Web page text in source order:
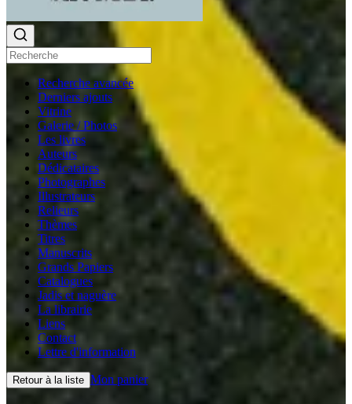
Recherche avancée
Derniers ajouts
Vitrine
Galerie / Photos
Les livres
Auteurs
Dédicataires
Photographes
Illustrateurs
Relieurs
Thèmes
Titres
Manuscrits
Grands Papiers
Catalogues
Jadis et naguère
La librairie
Liens
Contact
Lettre d'information
Retour à la liste Mon panier